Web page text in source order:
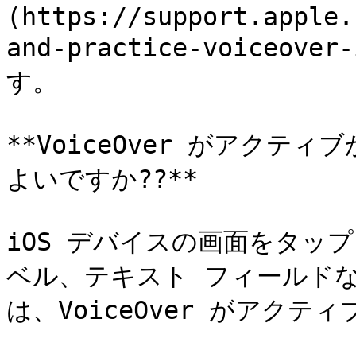
(https://
and-practice-voiceover-
す。
**VoiceOver がアクティブ
よいですか??**
iOS デバイスの画面をタッ
ベル、テキスト フィールド
は、VoiceOver がアクティ